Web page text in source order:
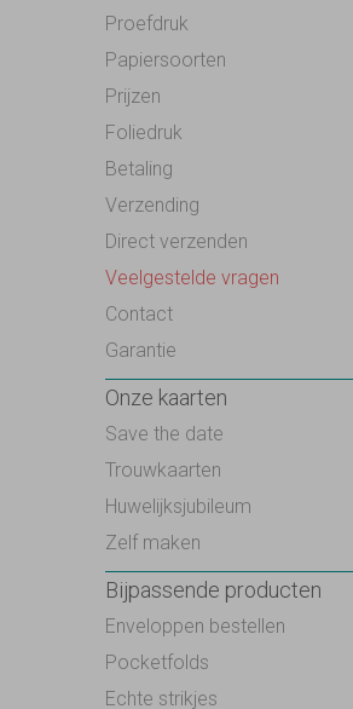
Proefdruk
Papiersoorten
Prijzen
Foliedruk
Betaling
Verzending
Direct verzenden
Veelgestelde vragen
Contact
Garantie
Onze kaarten
Save the date
Trouwkaarten
Huwelijksjubileum
Zelf maken
Bijpassende producten
Enveloppen bestellen
Pocketfolds
Echte strikjes